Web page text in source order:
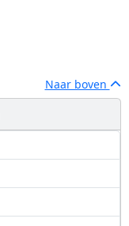
Naar boven